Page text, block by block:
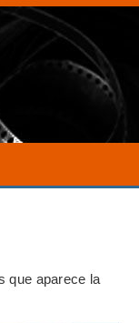
que aparece la